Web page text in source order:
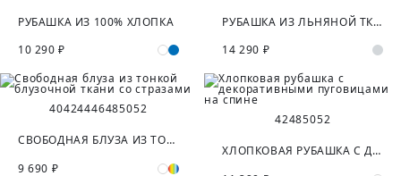
РУБАШКА ИЗ 100% ХЛОПКА
10 290 ₽
РУБАШКА ИЗ ЛЬНЯНОЙ ТКАНИ
14 290 ₽
40424446485052
СВОБОДНАЯ БЛУЗА ИЗ ТОНКОЙ БЛУЗОЧНОЙ ТКАНИ СО СТРАЗАМИ
9 690 ₽
42485052
ХЛОПКОВАЯ РУБАШКА С ДЕКОРАТИВНЫМИ ПУГОВИЦАМИ НА СПИНЕ